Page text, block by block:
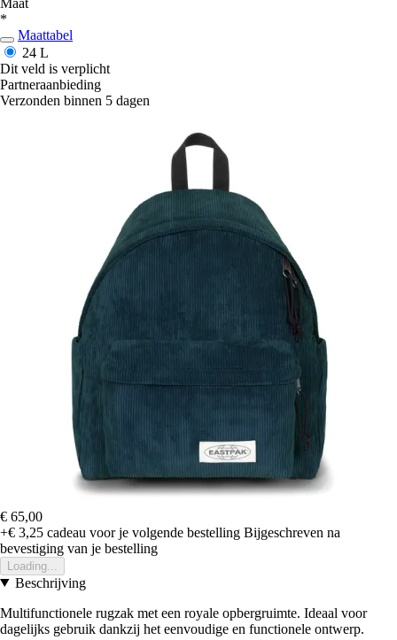
*
Maattabel
24 L
Dit veld is verplicht
Partneraanbieding
Verzonden binnen 5 dagen
€ 65,00
+€ 3,25 cadeau voor je volgende bestelling Bijgeschreven na
bevestiging van je bestelling
Loading...
Beschrijving
Multifunctionele rugzak met een royale opbergruimte. Ideaal voor
dagelijks gebruik dankzij het eenvoudige en functionele ontwerp.